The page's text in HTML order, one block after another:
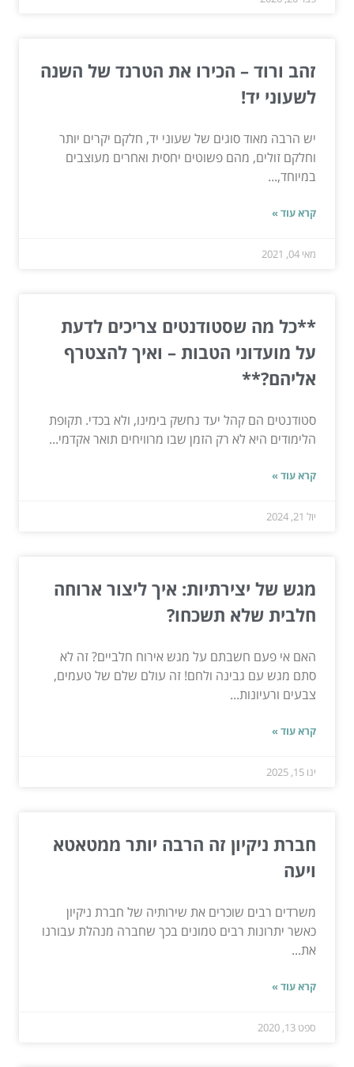
זהב ורוד – הכירו את הטרנד של השנה
לשעוני יד!
יש הרבה מאוד סוגים של שעוני יד, חלקם יקרים יותר
וחלקם זולים, מהם פשוטים יחסית ואחרים מעוצבים
במיוחד,...
קרא עוד »
מאי 04, 2021
**כל מה שסטודנטים צריכים לדעת
על מועדוני הטבות – ואיך להצטרף
אליהם?**
סטודנטים הם קהל יעד נחשק בימינו, ולא בכדי. תקופת
הלימודים היא לא רק הזמן שבו מרוויחים תואר אקדמי...
קרא עוד »
יול 21, 2024
מגש של יצירתיות: איך ליצור ארוחה
חלבית שלא תשכחו?
האם אי פעם חשבתם על מגש אירוח חלביים? זה לא
סתם מגש עם גבינה ולחם! זה עולם שלם של טעמים,
צבעים ורעיונות...
קרא עוד »
ינו 15, 2025
חברת ניקיון זה הרבה יותר ממטאטא
ויעה
משרדים רבים שוכרים את שירותיה של חברת ניקיון
כאשר יתרונות רבים טמונים בכך שחברה מנהלת עבורנו
את...
קרא עוד »
ספט 13, 2020